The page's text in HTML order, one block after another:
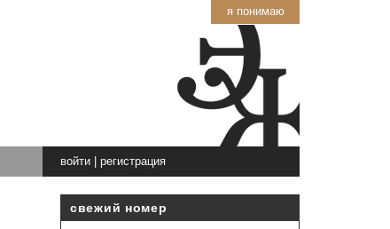
я понимаю
войти| регистрация
свежий номер